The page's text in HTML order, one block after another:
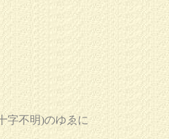
字不明)のゆゑに